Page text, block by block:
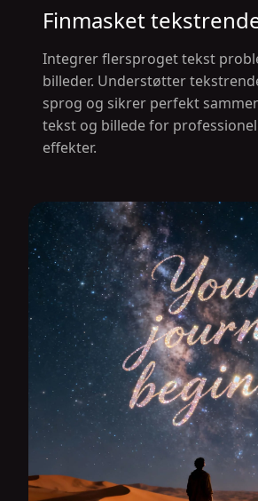
Finmasket
Integrer flersproget tekst
billeder. Understøtter
sprog og sikrer perfekt
tekst og billede for
effekter.